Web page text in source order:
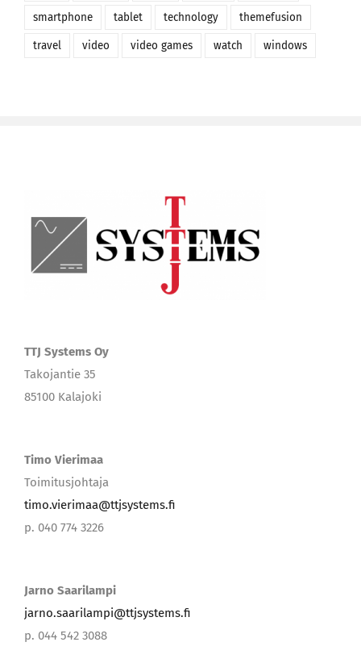
smartphone tablet technology themefusion
travel video video games watch windows
TTJ Systems Oy
Takojantie 35
85100 Kalajoki
Timo Vierimaa
Toimitusjohtaja
timo.vierimaa@ttjsystems.fi
p. 040 774 3226
Jarno Saarilampi
jarno.saarilampi@ttjsystems.fi
p. 044 542 3088